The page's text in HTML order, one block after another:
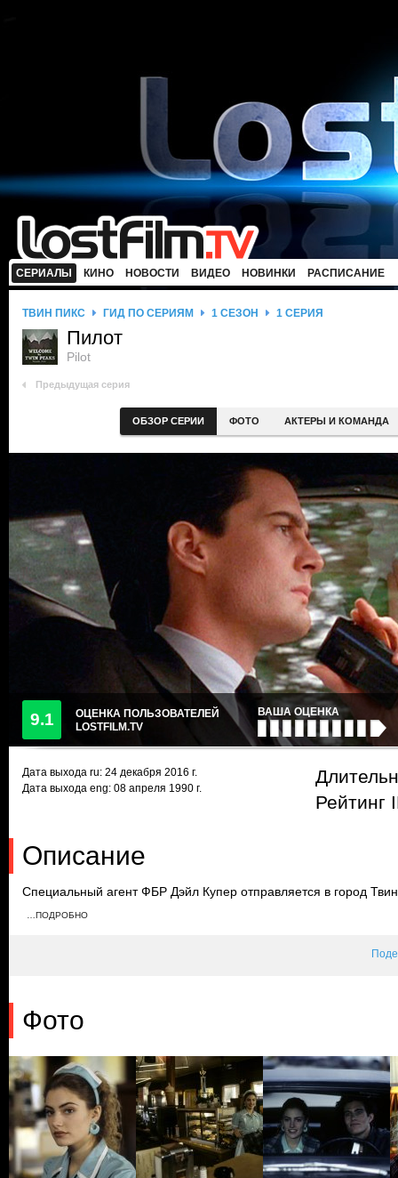
СЕРИАЛЫ КИНО НОВОСТИ ВИДЕО НОВИНКИ РАСПИСАНИЕ
ТВИН ПИКС ГИД ПО СЕРИЯМ 1 СЕЗОН 1 СЕРИЯ
Пилот
Pilot
Предыдущая серия
ОБЗОР СЕРИИ ФОТО АКТЕРЫ И КОМАНДА
9.1
ОЦЕНКА ПОЛЬЗОВАТЕЛЕЙ
LOSTFILM.TV
ВАША ОЦЕНКА
Дата выхода ru: 24 декабря 2016 г.
Дата выхода eng: 08 апреля 1990 г.
Рейтинг
Описание
Специальный агент ФБР Дэйл Купер отправляется в город
трагичной смертью старшеклассницы Лоры Палмер. В ходе
…ПОДРОБНО
Фото